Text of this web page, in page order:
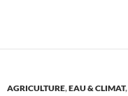
AGRICULTURE,EAU & CLIMAT,